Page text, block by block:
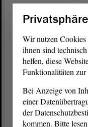
das war
Kindern und
Millionen € in die
fast 4 Millionen €
worden, auch
Erwachsenen, 15
Sie deuteten es
Mitgliedszahlen
Wir nutzen Cookies
ihnen sind
helfen, diese
Funktionalitäten
Bei Anzeige von
einer
der
kommen. Bitte